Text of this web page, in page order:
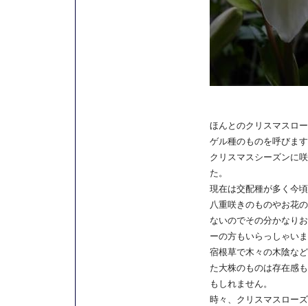
ほんとのクリスマスロ
ゲル種のものを呼びま
クリスマスシーズンに
た。
現在は交配種が多く今
八重咲きのものやお花
ないのでその分かなり
ーの方もいらっしゃい
宿根草で木々の木陰な
た大株のものは存在感
もしれません。
時々、クリスマスロー